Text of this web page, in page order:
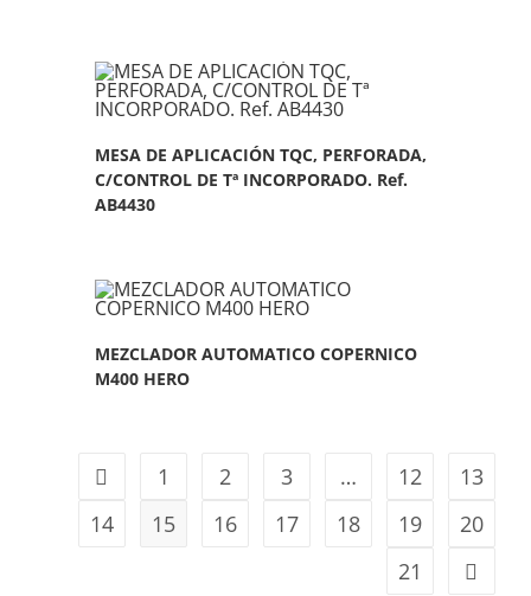
MESA DE APLICACIÓN TQC, PERFORADA,
C/CONTROL DE Tª INCORPORADO. Ref.
AB4430
MEZCLADOR AUTOMATICO COPERNICO
M400 HERO
1 2 3 … 12
13
14
15 16 17 18 19
20
21